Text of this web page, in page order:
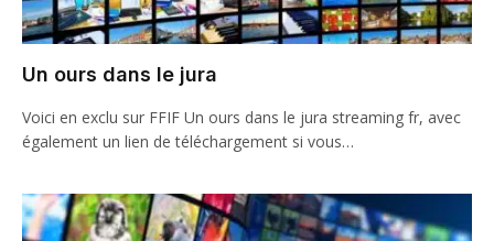
Un ours dans le jura
Voici en exclu sur FFIF Un ours dans le jura streaming fr, avec
également un lien de téléchargement si vous…